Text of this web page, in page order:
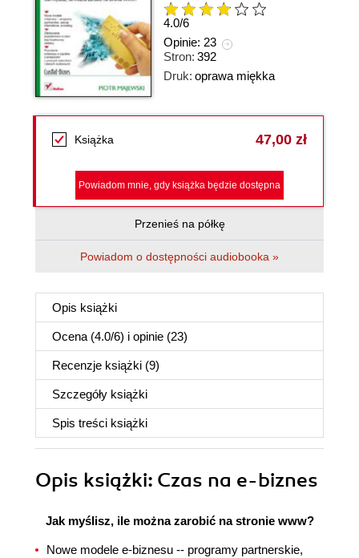
4.0/6
Opinie: 23
Stron: 392
Druk: oprawa miękka
Książka 47,00 zł
Powiadom mnie, gdy książka będzie dostępna
Przenieś na półkę
Powiadom o dostępności audiobooka »
Opis książki
Ocena (4.0/6) i opinie (23)
Recenzje książki (9)
Szczegóły książki
Spis treści książki
Opis książki: Czas na e-biznes
Jak myślisz, ile można zarobić na stronie www?
Nowe modele e-biznesu -- programy partnerskie,